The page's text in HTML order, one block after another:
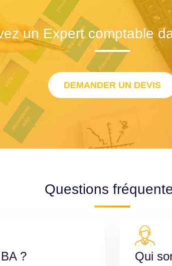
un Expert comptable
DEMANDER UN DEVIS
Questions
? Qui